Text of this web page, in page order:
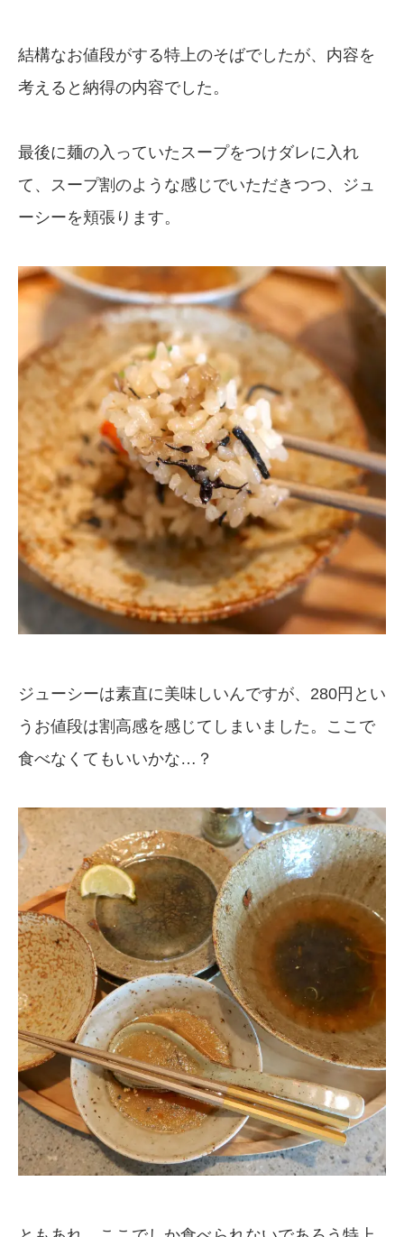
結構なお値段がする特上のそばでしたが、内容を
考えると納得の内容でした。
最後に麺の入っていたスープをつけダレに入れ
て、スープ割のような感じでいただきつつ、ジュ
ーシーを頬張ります。
ジューシーは素直に美味しいんですが、280円とい
うお値段は割高感を感じてしまいました。ここで
食べなくてもいいかな…？